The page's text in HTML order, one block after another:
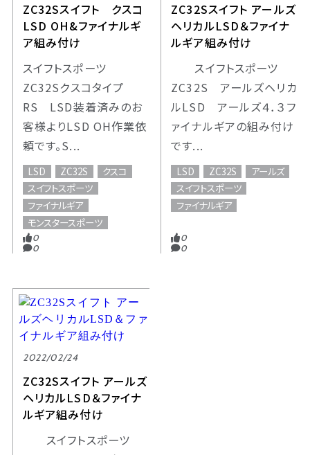
ZC32Sスイフト クスコ
LSD OH&ファイナルギ
ア組み付け
スイフトスポーツ
ZC32Sクスコタイプ
RS LSD装着済みのお
客様よりLSD OH作業依
頼です。S...
LSD ZC32S
クスコ
スイフトスポーツ
ファイナルギア
モンスタースポーツ
0
0
ZC32Sスイフト アールズ
ヘリカルLSD＆ファイナ
ルギア組み付け
スイフトスポーツ
ZC32S アールズヘリカ
ルLSD アールズ４．３フ
ァイナルギアの組み付け
です...
LSD ZC32S
アールズ
スイフトスポーツ
ファイナルギア
0
0
2022/02/24
ZC32Sスイフト アールズ
ヘリカルLSD＆ファイナ
ルギア組み付け
スイフトスポーツ